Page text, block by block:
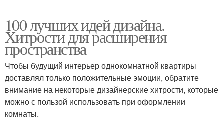
100 лучших идей дизайна.
Хитрости для расширения
пространства
Чтобы будущий интерьер однокомнатной квартиры
доставлял только положительные эмоции, обратите
внимание на некоторые дизайнерские хитрости, которые
можно с пользой использовать при оформлении
комнаты.